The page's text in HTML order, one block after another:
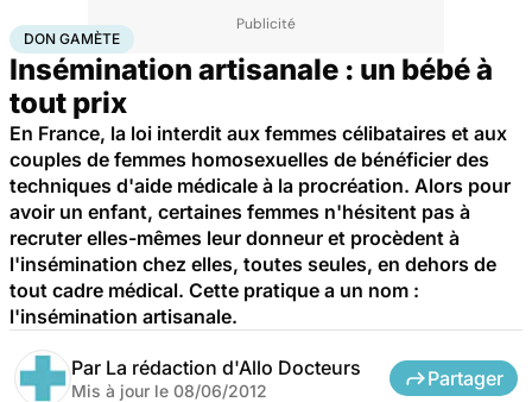
AccueilFamilleProcréation Don gamète
DON GAMÈTE
Insémination artisanale : un bébé à
tout prix
En France, la loi interdit aux femmes célibataires et aux
couples de femmes homosexuelles de bénéficier des
techniques d'aide médicale à la procréation. Alors pour
avoir un enfant, certaines femmes n'hésitent pas à
recruter elles-mêmes leur donneur et procèdent à
l'insémination chez elles, toutes seules, en dehors de
tout cadre médical. Cette pratique a un nom :
l'insémination artisanale.
Par La rédaction d'Allo Docteurs
Mis à jour le 08/06/2012
Partager